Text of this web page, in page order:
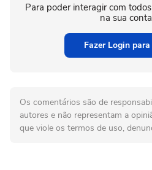
Para poder interagir com
na sua
Fazer Login
Os comentários são de
autores e não representam a
que viole os termos de uso,